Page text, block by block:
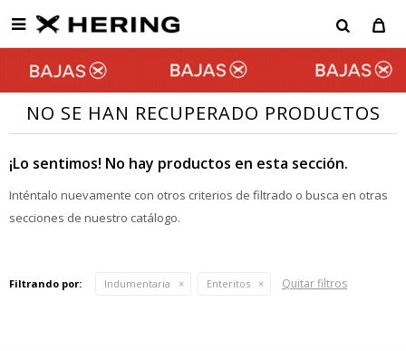

NO SE HAN RECUPERADO PRODUCTOS
¡Lo sentimos! No hay productos en esta sección.
Inténtalo nuevamente con otros criterios de filtrado o busca en otras
secciones de nuestro catálogo.
Filtrando por: Indumentaria Enteritos Quitar filtros